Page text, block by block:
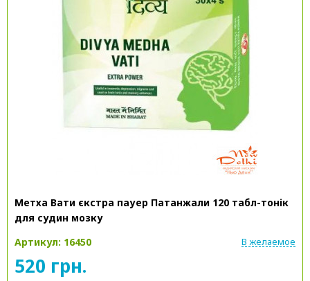
Метха Вати єкстра пауер Патанжали 120 табл-тонік
для судин мозку
Артикул: 16450
В желаемое
520 грн.